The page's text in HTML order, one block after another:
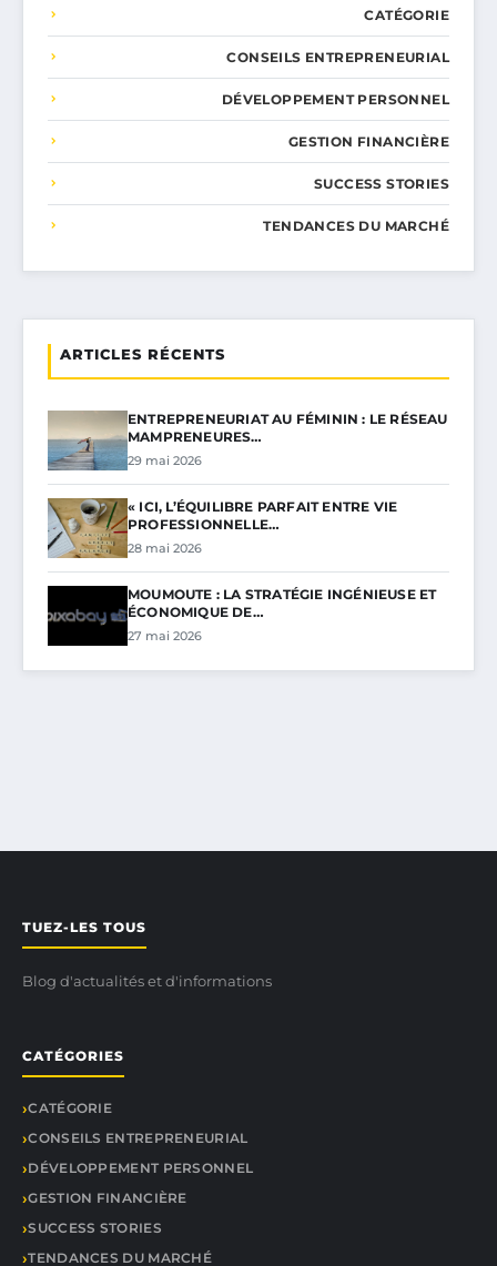
CATÉGORIE
CONSEILS ENTREPRENEURIAL
DÉVELOPPEMENT PERSONNEL
GESTION FINANCIÈRE
SUCCESS STORIES
TENDANCES DU MARCHÉ
ARTICLES RÉCENTS
ENTREPRENEURIAT AU FÉMININ : LE RÉSEAU
MAMPRENEURES…
29 mai 2026
« ICI, L’ÉQUILIBRE PARFAIT ENTRE VIE
PROFESSIONNELLE…
28 mai 2026
MOUMOUTE : LA STRATÉGIE INGÉNIEUSE ET
ÉCONOMIQUE DE…
27 mai 2026
TUEZ-LES TOUS
Blog d'actualités et d'informations
CATÉGORIES
CATÉGORIE
CONSEILS ENTREPRENEURIAL
DÉVELOPPEMENT PERSONNEL
GESTION FINANCIÈRE
SUCCESS STORIES
TENDANCES DU MARCHÉ